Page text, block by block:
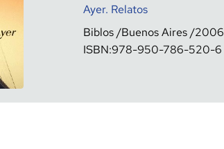
Ayer. Relatos
Biblos Buenos Aires 2006
ISBN:978-950-786-520-6